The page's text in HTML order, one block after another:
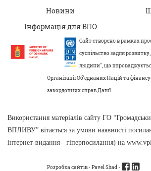
Новини
Інформація для ВПО
Сайт створено в рамках
суспільство задля
людини", що
Організації Об’єднаних Націй та
закордонних справ Данії.
Використання матеріалів сайту ГО
ВПЛИВУ” вітається за умови наявності
інтернет-видання - гіперпосилання) на
Розробка сайтів -Pavel Shad-